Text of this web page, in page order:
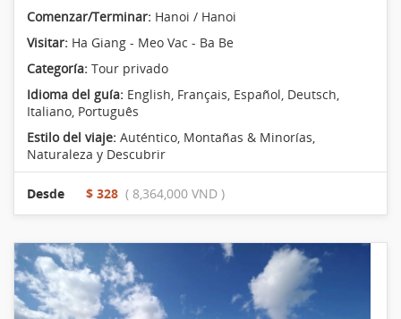
Comenzar/Terminar: Hanoi / Hanoi
Visitar: Ha Giang - Meo Vac - Ba Be
Categoría: Tour privado
Idioma del guía: English, Français, Español, Deutsch,
Italiano, Português
Estilo del viaje: Auténtico Montañas & Minorías
Naturaleza y Descubrir
Desde $ 328 ( 8,364,000 VND )